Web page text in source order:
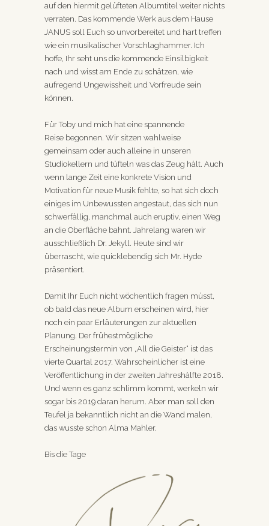
auf den hiermit gelüfteten Albumtitel weiter nichts
verraten. Das kommende Werk aus dem Hause
JANUS soll Euch so unvorbereitet und hart treffen
wie ein musikalischer Vorschlaghammer. Ich
hoffe, Ihr seht uns die kommende Einsilbigkeit
nach und wisst am Ende zu schätzen, wie
aufregend Ungewissheit und Vorfreude sein
können.
Für Toby und mich hat eine spannende
Reise begonnen. Wir sitzen wahlweise
gemeinsam oder auch alleine in unseren
Studiokellern und tüfteln was das Zeug hält. Auch
wenn lange Zeit eine konkrete Vision und
Motivation für neue Musik fehlte, so hat sich doch
einiges im Unbewussten angestaut, das sich nun
schwerfällig, manchmal auch eruptiv, einen Weg
an die Oberfläche bahnt. Jahrelang waren wir
ausschließlich Dr. Jekyll. Heute sind wir
überrascht, wie quicklebendig sich Mr. Hyde
präsentiert.
Damit Ihr Euch nicht wöchentlich fragen müsst,
ob bald das neue Album erscheinen wird, hier
noch ein paar Erläuterungen zur aktuellen
Planung. Der frühestmögliche
Erscheinungstermin von „All die Geister“ ist das
vierte Quartal 2017. Wahrscheinlicher ist eine
Veröffentlichung in der zweiten Jahreshälfte 2018.
Und wenn es ganz schlimm kommt, werkeln wir
sogar bis 2019 daran herum. Aber man soll den
Teufel ja bekanntlich nicht an die Wand malen,
das wusste schon Alma Mahler.
Bis die Tage